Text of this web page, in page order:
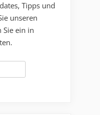
Tipps und
unseren
Sie ein in